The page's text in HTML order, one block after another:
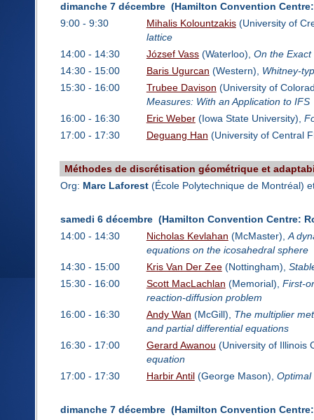
dimanche 7 décembre (Hamilton Convention
9:00 - 9:30
Mihalis Kolountzakis(University of
lattice
14:00 - 14:30
József Vass(Waterloo), On the
14:30 - 15:00
Baris Ugurcan (Western), Whitney-
15:30 - 16:00
Trubee Davison (University of
Measures: With an Application to IFS
16:00 - 16:30
Eric Weber(Iowa State University),
17:00 - 17:30
Deguang Han (University of Central
Méthodes de discrétisation géométrique et
Org: Marc Laforest(École Polytechnique de Montréal)
samedi 6 décembre (Hamilton Convention Centre:
14:00 - 14:30
Nicholas Kevlahan (McMaster),A
equations on the icosahedral sphere
14:30 - 15:00
Kris Van Der Zee(Nottingham),
15:30 - 16:00
Scott MacLachlan (Memorial), First-
reaction-diffusion problem
16:00 - 16:30
Andy Wan (McGill), The multiplier
and partial differential equations
16:30 - 17:00
Gerard Awanou (University of Illinois
equation
17:00 - 17:30
Harbir Antil(George Mason), Optimal
dimanche 7 décembre (Hamilton Convention